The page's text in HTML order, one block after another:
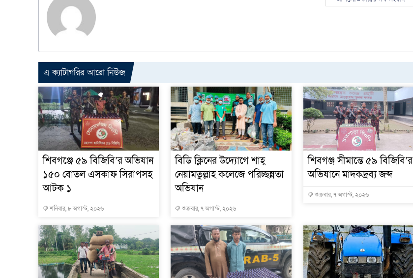
এ ক্যাটাগরির আরো নিউজ
শিবগঞ্জে ৫৯ বিজিবি’র অভিযান
১৫০ বোতল এসকাফ সিরাপসহ
আটক ১
শনিবার, ৮ অগাস্ট, ২০২৬
বিডি ক্লিনের উদ্যোগে শাহ্
নেয়ামতুল্লাহ কলেজে পরিচ্ছন্নতা
অভিযান
শুক্রবার, ৭ অগাস্ট, ২০২৬
শিবগঞ্জ সীমান্তে ৫৯ বিজিবি’র
অভিযানে মাদকদ্রব্য জব্দ
শুক্রবার, ৭ অগাস্ট, ২০২৬